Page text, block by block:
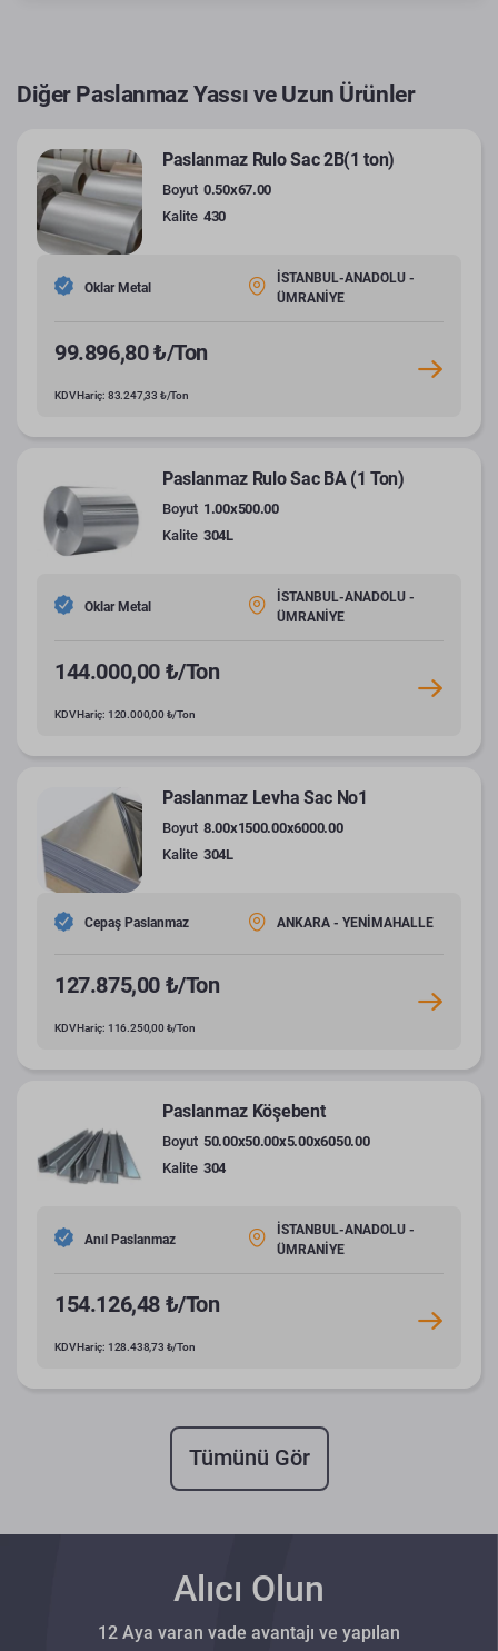
Diğer Paslanmaz Yassı ve Uzun Ürünler
Paslanmaz Rulo Sac 2B(1 ton)
Boyut 0.50x67.00
Kalite 430
Oklar Metal
İSTANBUL-ANADOLU -
ÜMRANİYE
99.896,80 ₺/Ton
KDV Hariç: 83.247,33 ₺/Ton
Paslanmaz Rulo Sac BA (1 Ton)
Boyut 1.00x500.00
Kalite 304L
Oklar Metal
İSTANBUL-ANADOLU -
ÜMRANİYE
144.000,00 ₺/Ton
KDV Hariç: 120.000,00 ₺/Ton
Paslanmaz Levha Sac No1
Boyut 8.00x1500.00x6000.00
Kalite 304L
Cepaş Paslanmaz ANKARA - YENİMAHALLE
127.875,00 ₺/Ton
KDV Hariç: 116.250,00 ₺/Ton
Paslanmaz Köşebent
Boyut 50.00x50.00x5.00x6050.00
Kalite 304
Anıl Paslanmaz
İSTANBUL-ANADOLU -
ÜMRANİYE
154.126,48 ₺/Ton
KDV Hariç: 128.438,73 ₺/Ton
Tümünü Gör
Alıcı Olun
12 Aya varan vade avantajı ve yapılan